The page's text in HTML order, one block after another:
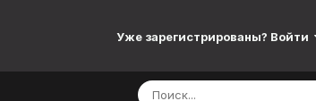
Уже зарегистрированы? Войти